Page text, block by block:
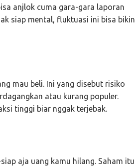
anjlok cuma gara-gara laporan
siap mental, fluktuasi ini bisa bikin
mau beli. Ini yang disebut risiko
atau kurang populer.
tinggi biar nggak terjebak.
aja uang kamu hilang. Saham itu